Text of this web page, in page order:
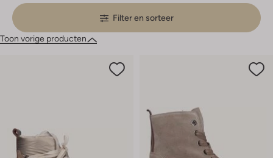
Filter en sorteer
Toon vorige producten